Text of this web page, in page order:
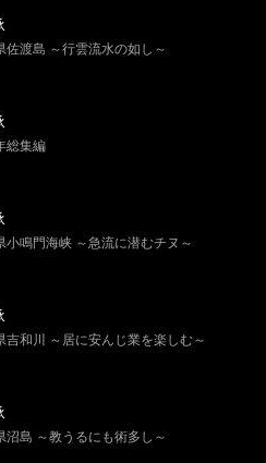
佐渡島 ～行雲流水の如し～
総集編
小鳴門海峡 ～急流に潜むチヌ～
吉和川 ～居に安んじ業を楽しむ～
沼島 ～教うるにも術多し～